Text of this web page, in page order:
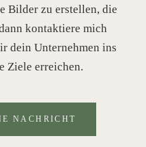
Bilder zu erstellen, die
kontaktiere mich
dein Unternehmen ins
Ziele erreichen.
NACHRICHT